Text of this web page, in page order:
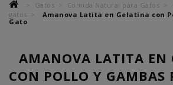
Gatos Comida Natural para Gatos
gatos
Amanova Latita en Gelatina con
Gato
AMANOVA LATITA EN
CON POLLO Y GAMBAS